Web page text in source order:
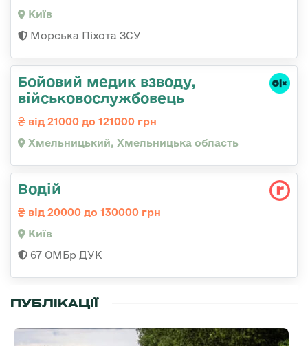
Київ
Морська Піхота ЗСУ
Бойовий медик взводу,
військовослужбовець
від 21000 до 121000 грн
Хмельницький, Хмельницька область
Водій
від 20000 до 130000 грн
Київ
67 ОМБр ДУК
ПУБЛІКАЦІЇ